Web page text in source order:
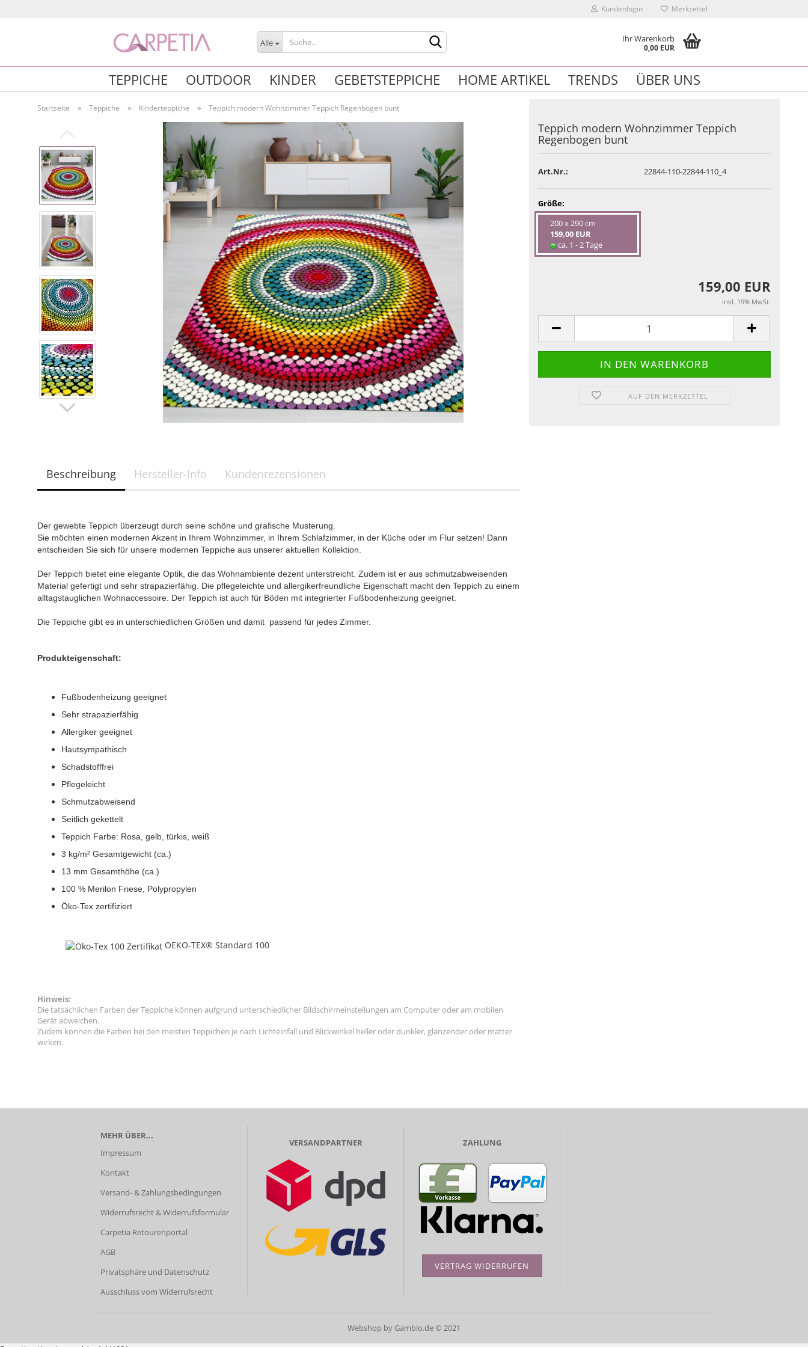
Kundenlogin
Konto erstellen
Passwort vergessen?
Merkzettel
Alle Ihr Warenkorb
0,00 EUR
TEPPICHE OUTDOOR KINDER GEBETSTEPPICHE HOME ARTIKEL TRENDS ÜBER UNS
Startseite » Teppiche » Kinderteppiche » Teppich modern Wohnzimmer Teppich Regenbogen bunt
Teppich modern Wohnzimmer Teppich
Regenbogen bunt
Art.Nr.: 22844-110-22844-110_4
Größe:
200 x 290 cm
159,00 EUR
ca. 1 - 2 Tage
159,00 EUR
inkl. 19% MwSt.
AUF DEN MERKZETTEL
Beschreibung Hersteller-Info Kundenrezensionen
Der gewebte Teppich überzeugt durch seine schöne und grafische Musterung.
Sie möchten einen modernen Akzent in Ihrem Wohnzimmer, in Ihrem Schlafzimmer, in der Küche oder im Flur setzen! Dann
entscheiden Sie sich für unsere modernen Teppiche aus unserer aktuellen Kollektion.
Der Teppich bietet eine elegante Optik, die das Wohnambiente dezent unterstreicht. Zudem ist er aus schmutzabweisenden
Material gefertigt und sehr strapazierfähig. Die pflegeleichte und allergikerfreundliche Eigenschaft macht den Teppich zu einem
alltagstauglichen Wohnaccessoire. Der Teppich ist auch für Böden mit integrierter Fußbodenheizung geeignet.
Die Teppiche gibt es in unterschiedlichen Größen und damit passend für jedes Zimmer.
Produkteigenschaft:
Fußbodenheizung geeignet
Sehr strapazierfähig
Allergiker geeignet
Hautsympathisch
Schadstofffrei
Pflegeleicht
Schmutzabweisend
Seitlich gekettelt
Teppich Farbe: Rosa, gelb, türkis, weiß
3 kg/m² Gesamtgewicht (ca.)
13 mm Gesamthöhe (ca.)
100 % Merilon Friese, Polypropylen
Öko-Tex zertifiziert
OEKO-TEX® Standard 100
Hinweis:
Die tatsächlichen Farben der Teppiche können aufgrund unterschiedlicher Bildschirmeinstellungen am Computer oder am mobilen
Gerät abweichen.
Zudem können die Farben bei den meisten Teppichen je nach Lichteinfall und Blickwinkel heller oder dunkler, glänzender oder matter
wirken.
MEHR ÜBER...
Impressum
Kontakt
Versand- & Zahlungsbedingungen
Widerrufsrecht & Widerrufsformular
Carpetia Retourenportal
AGB
Privatsphäre und Datenschutz
Ausschluss vom Widerrufsrecht
VERSANDPARTNER ZAHLUNG
VERTRAG WIDERRUFEN
Webshop by Gambio.de © 2021